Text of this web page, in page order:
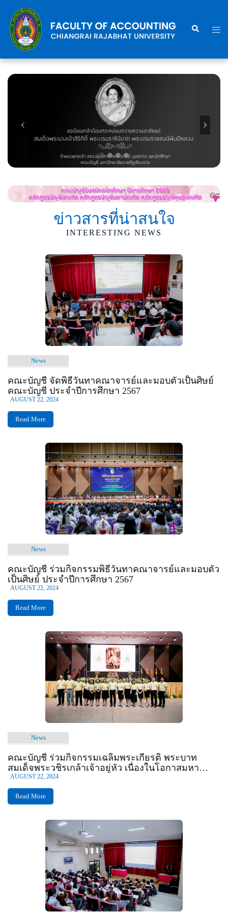
content
Search
ข่าวสารที่น่าสนใจ
INTERESTING NEWS
News
คณะบัญชี จัดพิธีวันทาคณาจารย์และมอบตัวเป็นศิษย์
คณะบัญชี ประจำปีการศึกษา 2567
AUGUST 22, 2024
Read More
News
คณะบัญชี ร่วมกิจกรรมพิธีวันทาคณาจารย์และมอบตัว
เป็นศิษย์ ประจำปีการศึกษา 2567
AUGUST 22, 2024
Read More
News
คณะบัญชี ร่วมกิจกรรมเฉลิมพระเกียรติ พระบาท
สมเด็จพระวชิรเกล้าเจ้าอยู่หัว เนื่องในโอกาสมหา
มงคลเฉลิมพระชนมพรรษา 6 รอบ 28 กรกฎาคม 2567
AUGUST 22, 2024
Read More